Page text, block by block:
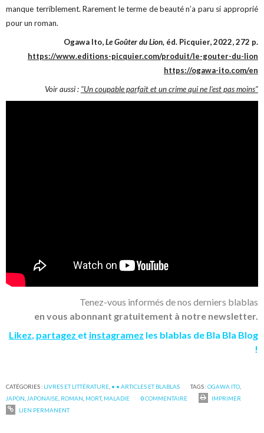
manque terriblement. Rarement le terme de beauté n’a paru si approprié
pour un roman.
Ogawa Ito,Le Goûter du Lion, éd. Picquier, 2022, 272 p.
https://www.editions-picquier.com/produit/le-gouter-du-lion
https://ogawa-ito.com/en
Voir aussi : "Un coupable parfait et un crime qui ne l’est pas moins"
Tenez-vous informés de nos derniers blablas
en vous abonnant gratuitement à notre newsletter.
Likez, partagez et instagramez les blablas de Bla Bla Blog
!
CATÉGORIES : LIVRES ET LITTÉRATURE • • ARTICLES ET BLABLAS TAGS :OGAWA ITO
JAPON JAPONAISE ROMAN MORT, MALADIE 0COMMENTAIRE
IMPRIMER
LIEN PERMANENT